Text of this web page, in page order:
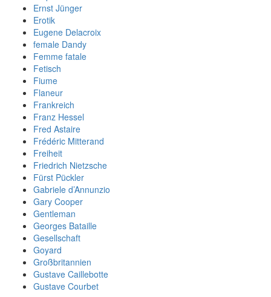
Ernst Jünger
Erotik
Eugene Delacroix
female Dandy
Femme fatale
Fetisch
Fiume
Flaneur
Frankreich
Franz Hessel
Fred Astaire
Frédéric Mitterand
Freiheit
Friedrich Nietzsche
Fürst Pückler
Gabriele d’Annunzio
Gary Cooper
Gentleman
Georges Bataille
Gesellschaft
Goyard
Großbritannien
Gustave Caillebotte
Gustave Courbet